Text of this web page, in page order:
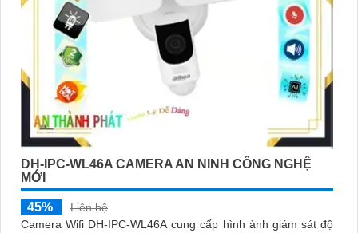
DH-IPC-WL46A CAMERA AN NINH CÔNG NGHỆ
MỚI
45%
Liên hệ
Camera Wifi DH-IPC-WL46A cung cấp hình ảnh giám sát độ